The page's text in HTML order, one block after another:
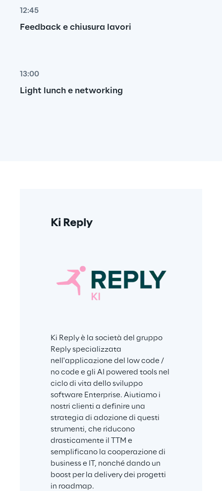
12:45
Feedback e chiusura lavori
13:00
Light lunch e networking
Ki Reply
Ki Reply è la società del gruppo
Reply specializzata
nell'applicazione del low code /
no code e gli AI powered tools nel
ciclo di vita dello sviluppo
software Enterprise. Aiutiamo i
nostri clienti a definire una
strategia di adozione di questi
strumenti, che riducono
drasticamente il TTM e
semplificano la cooperazione di
business e IT, nonché dando un
boost per la delivery dei progetti
in roadmap.